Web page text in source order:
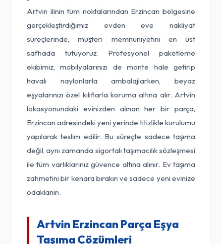
Artvin ilinin tüm noktalarından Erzincan bölgesine
gerçekleştirdiğimiz evden eve nakliyat
süreçlerinde, müşteri memnuniyetini en üst
safhada tutuyoruz. Profesyonel paketleme
ekibimiz, mobilyalarınızı de monte hale getirip
havalı naylonlarla ambalajlarken, beyaz
eşyalarınızı özel kılıflarla koruma altına alır. Artvin
lokasyonundaki evinizden alınan her bir parça,
Erzincan adresindeki yeni yerinde titizlikle kurulumu
yapılarak teslim edilir. Bu süreçte sadece taşıma
değil, aynı zamanda sigortalı taşımacılık sözleşmesi
ile tüm varlıklarınız güvence altına alınır. Ev taşıma
zahmetini bir kenara bırakın ve sadece yeni evinize
odaklanın.
Artvin Erzincan Parça Eşya
Taşıma Çözümleri